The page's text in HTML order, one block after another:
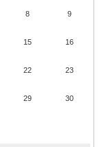
8 9
15 16
22 23
29 30